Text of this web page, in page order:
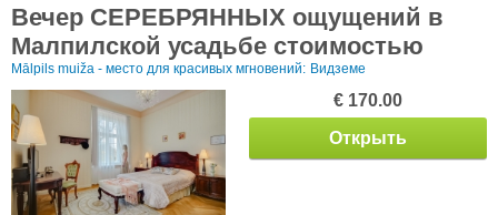
Вечер СЕРЕБРЯННЫХ ощущений в
Малпилской усадьбе стоимостью
Mālpils muiža - место для красивых мгновений: Видземе
€ 170.00
Открыть